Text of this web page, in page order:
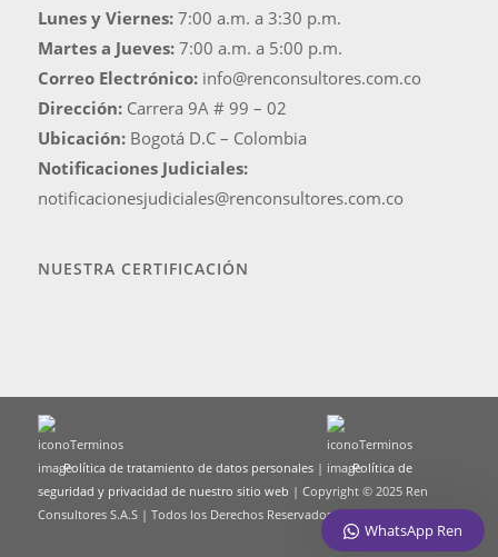
Lunes y Viernes: 7:00 a.m. a 3:30 p.m.
Martes a Jueves: 7:00 a.m. a 5:00 p.m.
Correo Electrónico: info@renconsultores.com.co
Dirección: Carrera 9A # 99 – 02
Ubicación: Bogotá D.C – Colombia
Notificaciones Judiciales:
notificacionesjudiciales@renconsultores.com.co
NUESTRA CERTIFICACIÓN
Política de tratamiento de datos personales|
Política de
seguridad y privacidad de nuestro sitio web | Copyright © 2025 Ren
Consultores S.A.S | Todos los Derechos Reservados.
WhatsApp Ren